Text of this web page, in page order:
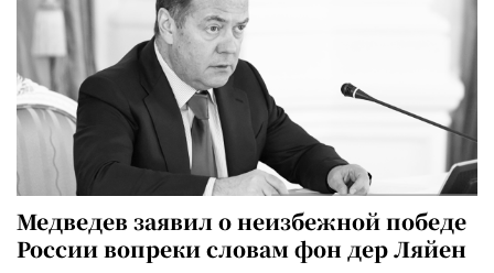
Медведев заявил о неизбежной победе
России вопреки словам фон дер Ляйен